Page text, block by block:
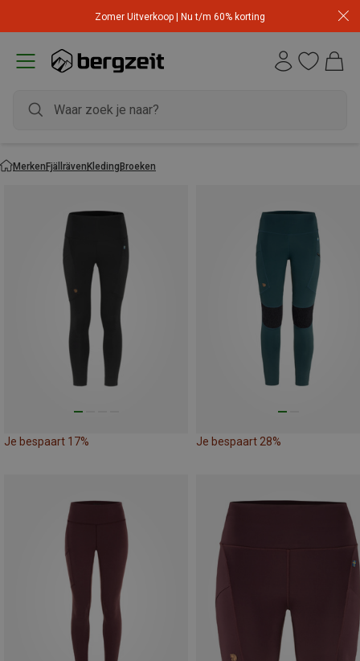
Zomer Uitverkoop | Nu t/m 60% korting
MerkenFjällrävenKledingBroeken
Je bespaart 17% Je bespaart 28%